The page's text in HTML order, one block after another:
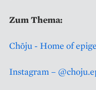
Zum Thema:
Chōju - Home of
Instagram –